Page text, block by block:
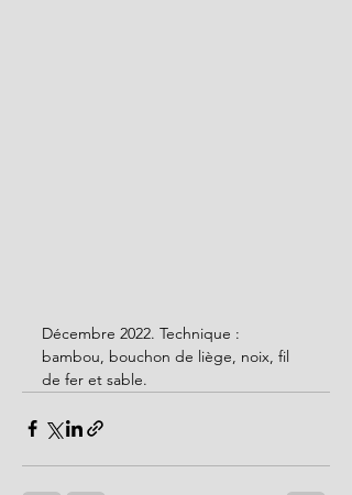
Décembre 2022. Technique :
bambou, bouchon de liège, noix, fil
de fer et sable.